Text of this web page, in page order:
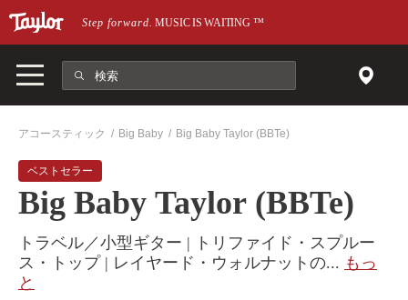
メインページにスキップ
Step forward. MUSIC IS WAITING™
アコースティック Big Baby Big Baby Taylor (BBTe)
ベストセラー
Big Baby Taylor (BBTe)
トラベル／小型ギター | トリファイド・スプルー
ス・トップ | レイヤード・ウォルナットの... もっ
と